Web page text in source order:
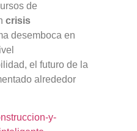
de
crisis
desemboca en
el futuro de la
alrededor
y-